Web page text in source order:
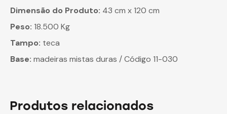
Dimensão do Produto: 43 cm x 120 cm
Peso: 18.500 Kg
Tampo: teca
Base: madeiras mistas duras / Código 11-030
Produtos relacionados